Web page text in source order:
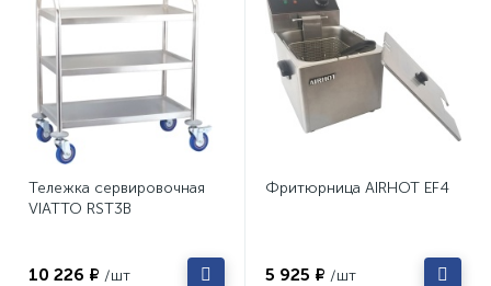
Тележка сервировочная
VIATTO RST3B
10 226 ₽ /шт
Фритюрница AIRHOT EF4
5 925 ₽ /шт